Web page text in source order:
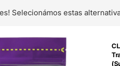
Selecionámos estas